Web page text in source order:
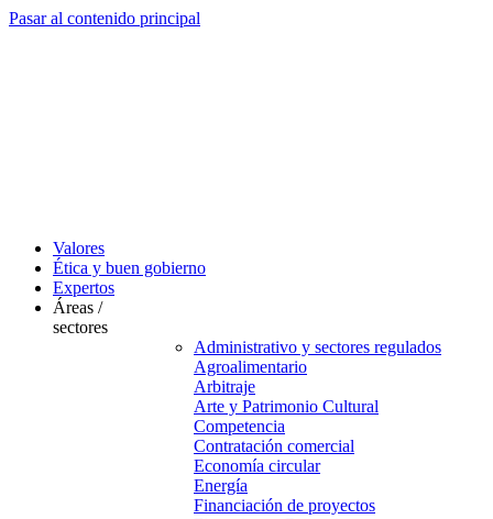
Pasar al contenido principal
Valores
Ética y buen gobierno
Expertos
Áreas /
sectores
Administrativo y sectores regulados
Agroalimentario
Arbitraje
Arte y Patrimonio Cultural
Competencia
Contratación comercial
Economía circular
Energía
Financiación de proyectos